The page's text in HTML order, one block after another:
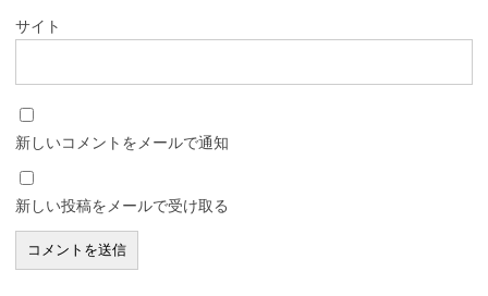
サイト
新しいコメントをメールで通知
新しい投稿をメールで受け取る